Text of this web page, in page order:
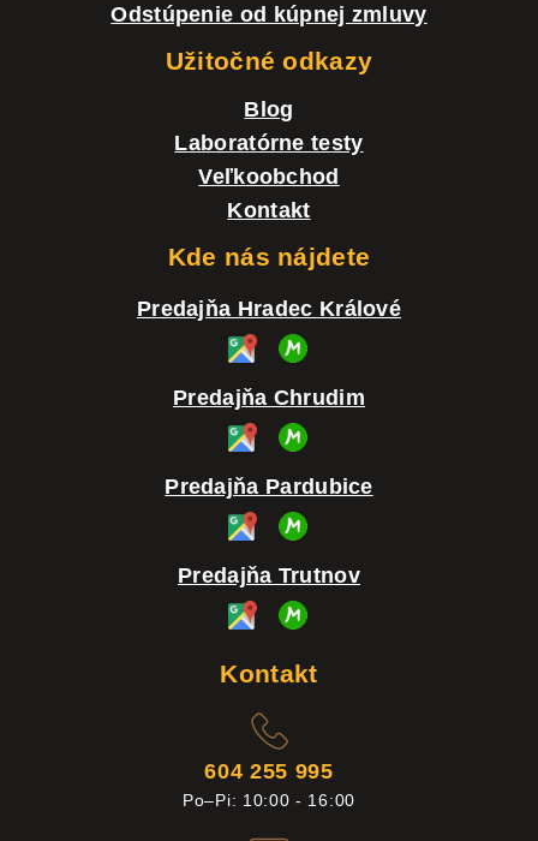
Odstúpenie od kúpnej zmluvy
Užitočné odkazy
Blog
Laboratórne testy
Veľkoobchod
Kontakt
Kde nás nájdete
Predajňa Hradec Králové
Predajňa Chrudim
Predajňa Pardubice
Predajňa Trutnov
Kontakt
604 255 995
Po–Pi: 10:00 - 16:00